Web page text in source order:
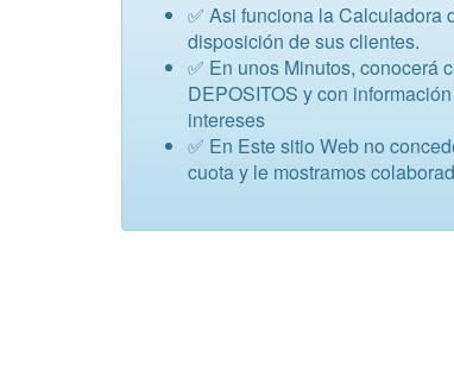
✅ Asi funciona la Calculadora
disposición de sus clientes.
✅ En unos Minutos, conocerá
DEPOSITOS y con
intereses
✅ En Este sitio Web no
cuota y le mostramos